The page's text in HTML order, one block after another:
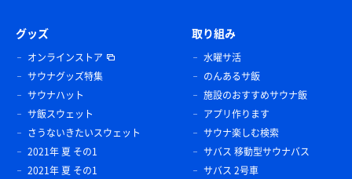
グッズ
オンラインストア
サウナグッズ特集
サウナハット
サ飯スウェット
さうないきたいスウェット
2021年 夏 その1
2021年 夏 その1
取り組み
水曜サ活
のんあるサ飯
施設のおすすめサウナ飯
アプリ作ります
サウナ楽しむ検索
サバス 移動型サウナバス
サバス 2号車